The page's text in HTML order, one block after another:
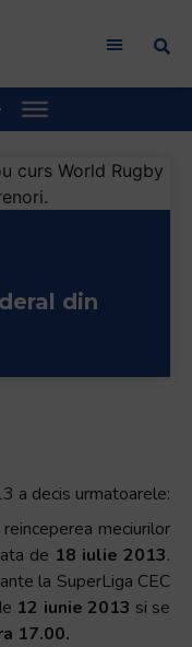
din
a decis urmatoarele:
meciurilor
de 18 iulie 2013.
la SuperLiga CEC
12 iunie 2013 si se
17.00.